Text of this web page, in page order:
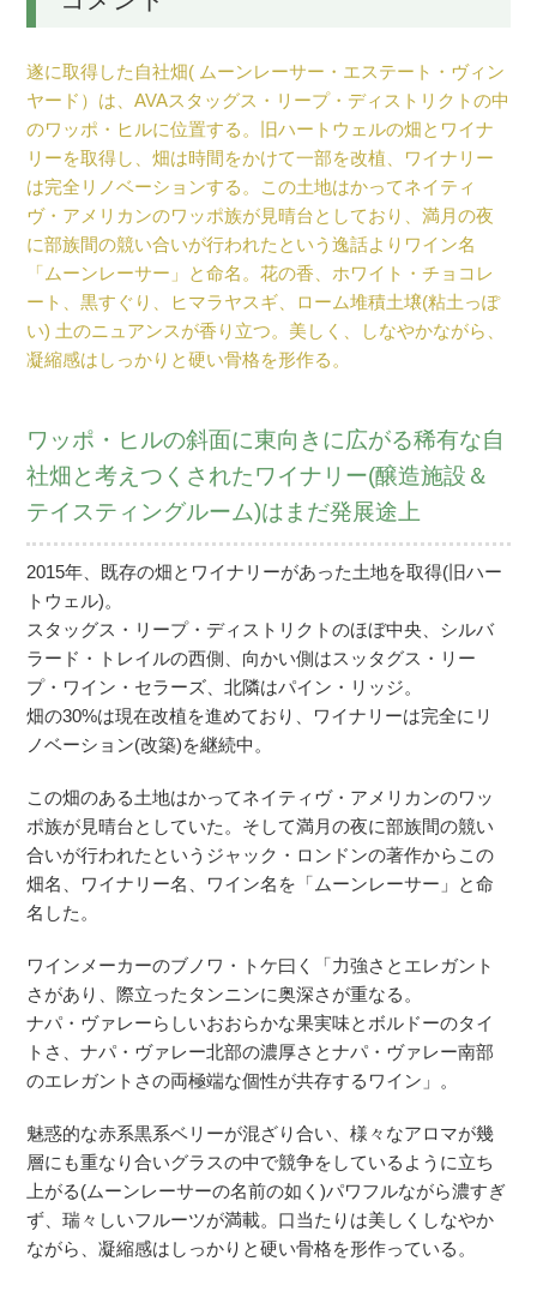
遂に取得した自社畑( ムーンレーサー・エステート・ヴィン
ヤード）は、AVAスタッグス・リープ・ディストリクトの中
のワッポ・ヒルに位置する。旧ハートウェルの畑とワイナ
リーを取得し、畑は時間をかけて一部を改植、ワイナリー
は完全リノベーションする。この土地はかってネイティ
ヴ・アメリカンのワッポ族が見晴台としており、満月の夜
に部族間の競い合いが行われたという逸話よりワイン名
「ムーンレーサー」と命名。花の香、ホワイト・チョコレ
ート、黒すぐり、ヒマラヤスギ、ローム堆積土壌(粘土っぽ
い) 土のニュアンスが香り立つ。美しく、しなやかながら、
凝縮感はしっかりと硬い骨格を形作る。
ワッポ・ヒルの斜面に東向きに広がる稀有な自
社畑と考えつくされたワイナリー(醸造施設＆
テイスティングルーム)はまだ発展途上
2015年、既存の畑とワイナリーがあった土地を取得(旧ハー
トウェル)。
スタッグス・リープ・ディストリクトのほぼ中央、シルバ
ラード・トレイルの西側、向かい側はスッタグス・リー
プ・ワイン・セラーズ、北隣はパイン・リッジ。
畑の30%は現在改植を進めており、ワイナリーは完全にリ
ノベーション(改築)を継続中。
この畑のある土地はかってネイティヴ・アメリカンのワッ
ポ族が見晴台としていた。そして満月の夜に部族間の競い
合いが行われたというジャック・ロンドンの著作からこの
畑名、ワイナリー名、ワイン名を「ムーンレーサー」と命
名した。
ワインメーカーのブノワ・トケ曰く「力強さとエレガント
さがあり、際立ったタンニンに奥深さが重なる。
ナパ・ヴァレーらしいおおらかな果実味とボルドーのタイ
トさ、ナパ・ヴァレー北部の濃厚さとナパ・ヴァレー南部
のエレガントさの両極端な個性が共存するワイン」。
魅惑的な赤系黒系ベリーが混ざり合い、様々なアロマが幾
層にも重なり合いグラスの中で競争をしているように立ち
上がる(ムーンレーサーの名前の如く)パワフルながら濃すぎ
ず、瑞々しいフルーツが満載。口当たりは美しくしなやか
ながら、凝縮感はしっかりと硬い骨格を形作っている。